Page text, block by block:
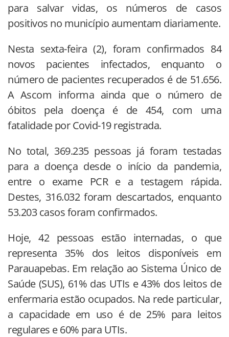
para salvar vidas, os números de casos
positivos no município aumentam diariamente.
Nesta sexta-feira (2), foram confirmados 84
novos pacientes infectados, enquanto o
número de pacientes recuperados é de 51.656.
A Ascom informa ainda que o número de
óbitos pela doença é de 454, com uma
fatalidade por Covid-19 registrada.
No total, 369.235 pessoas já foram testadas
para a doença desde o início da pandemia,
entre o exame PCR e a testagem rápida.
Destes, 316.032 foram descartados, enquanto
53.203 casos foram confirmados.
Hoje, 42 pessoas estão internadas, o que
representa 35% dos leitos disponíveis em
Parauapebas. Em relação ao Sistema Único de
Saúde (SUS), 61% das UTIs e 43% dos leitos de
enfermaria estão ocupados. Na rede particular,
a capacidade em uso é de 25% para leitos
regulares e 60% para UTIs.